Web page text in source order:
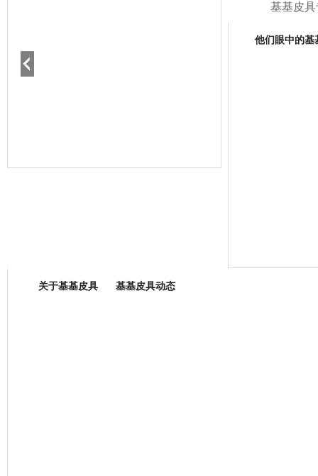
基基皮
他们眼中的基
关于基基皮具 基基皮具动态